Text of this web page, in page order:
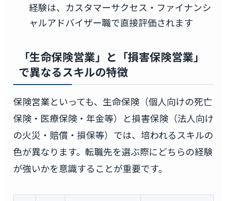
経験は、カスタマーサクセス・ファイナンシ
ャルアドバイザー職で直接評価されます
「生命保険営業」と「損害保険営業」
で異なるスキルの特徴
保険営業といっても、生命保険（個人向けの死亡
保険・医療保険・年金等）と損害保険（法人向け
の火災・賠償・損保等）では、培われるスキルの
色が異なります。転職先を選ぶ際にどちらの経験
が強いかを意識することが重要です。